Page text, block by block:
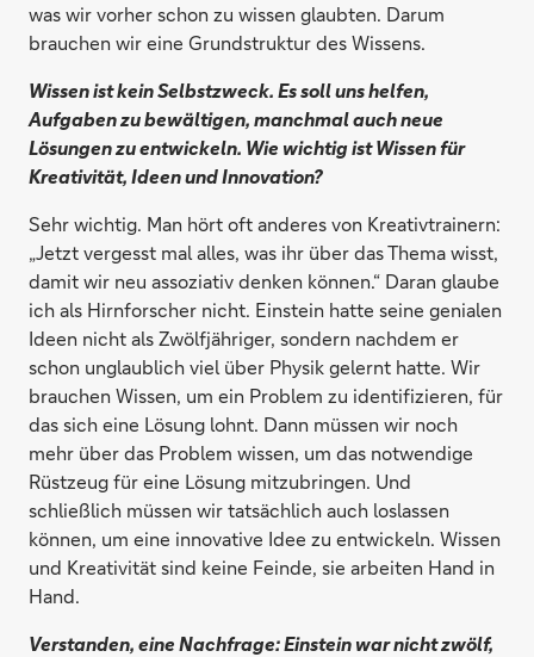
was wir vorher schon zu wissen glaubten. Darum
brauchen wir eine Grundstruktur des Wissens.
Wissen ist kein Selbstzweck. Es soll uns helfen,
Aufgaben zu bewältigen, manchmal auch neue
Lösungen zu entwickeln. Wie wichtig ist Wissen für
Kreativität, Ideen und Innovation?
Sehr wichtig. Man hört oft anderes von Kreativtrainern:
„Jetzt vergesst mal alles, was ihr über das Thema wisst,
damit wir neu assoziativ denken können.“ Daran glaube
ich als Hirnforscher nicht. Einstein hatte seine genialen
Ideen nicht als Zwölfjähriger, sondern nachdem er
schon unglaublich viel über Physik gelernt hatte. Wir
brauchen Wissen, um ein Problem zu identifizieren, für
das sich eine Lösung lohnt. Dann müssen wir noch
mehr über das Problem wissen, um das notwendige
Rüstzeug für eine Lösung mitzubringen. Und
schließlich müssen wir tatsächlich auch loslassen
können, um eine innovative Idee zu entwickeln. Wissen
und Kreativität sind keine Feinde, sie arbeiten Hand in
Hand.
Verstanden, eine Nachfrage: Einstein war nicht zwölf,